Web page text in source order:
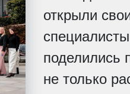
открыли
поделились
не только